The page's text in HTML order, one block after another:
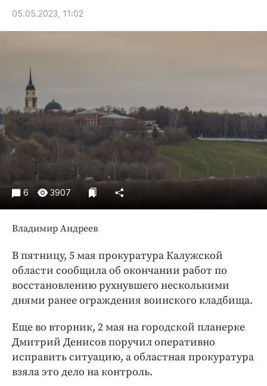
Авто и транспорт
Благоустройство
Образование
Общество
Погода
Праздники
Происшествия
Спорт
Экономика и бизнес
ПРОЕКТЫ
Блоги
Издания
Медиаперсона
Интересное чтиво
Клиника года
Бренд года
Работодатель года
05.05.2023, 11:02
6 3907
Владимир Андреев
В пятницу, 5 мая прокуратура Калужской
области сообщила об окончании работ по
восстановлению рухнувшего несколькими
днями ранее ограждения воинского кладбища.
Еще во вторник, 2 мая на городской планерке
Дмитрий Денисов поручил оперативно
исправить ситуацию, а областная прокуратура
взяла это дело на контроль.